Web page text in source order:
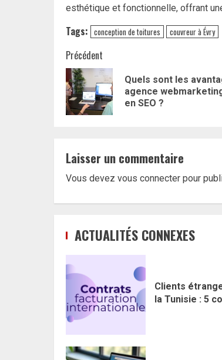
esthétique et fonctionnelle, offrant
Tags: conception de toitures couvreur à Évry
Navigation
d’article
Précédent
Quels sont les
agence
en SEO ?
Laisser un commentaire
Vous devez vous connecter pour
ACTUALITÉS CONNEXES
Clients
la Tunisie : 5